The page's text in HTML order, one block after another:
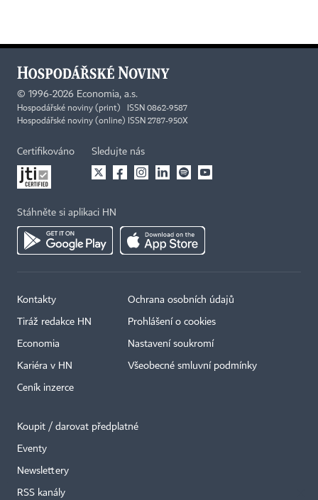
© 1996-2026 Economia, a.s.
Hospodářské noviny (print) ISSN 0862-9587
Hospodářské noviny (online) ISSN 2787-950X
Certifikováno Sledujte nás
Stáhněte si aplikaci HN
Kontakty
Tiráž redakce HN
Economia
Kariéra v HN
Ceník inzerce
Ochrana osobních údajů
Prohlášení o cookies
Nastavení soukromí
Všeobecné smluvní podmínky
Koupit / darovat předplatné
Eventy
Newslettery
RSS kanály